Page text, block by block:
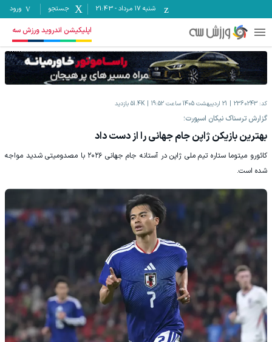
شنبه ۱۷ مرداد -
21:43 جستجو ورود
اپلیکیشن اندروید ورزش سه
کد: 2360243 21 اردیبهشت 1405 ساعت 19:52 51.4K بازدید
گزارش ترسناک نیکان اسپورت؛
بهترین بازیکن ژاپن جام جهانی را از دست داد
کائورو میتوما ستاره تیم ملی ژاپن در آستانه جام جهانی ۲۰۲۶ با مصدومیتی شدید مواجه
شده است.